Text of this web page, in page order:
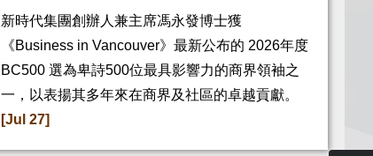
新時代集團創辦人兼主席馮永發博士獲
《Business in Vancouver》最新公布的 2026年度
BC500 選為卑詩500位最具影響力的商界領袖之
一，以表揚其多年來在商界及社區的卓越貢獻。
[Jul 27]